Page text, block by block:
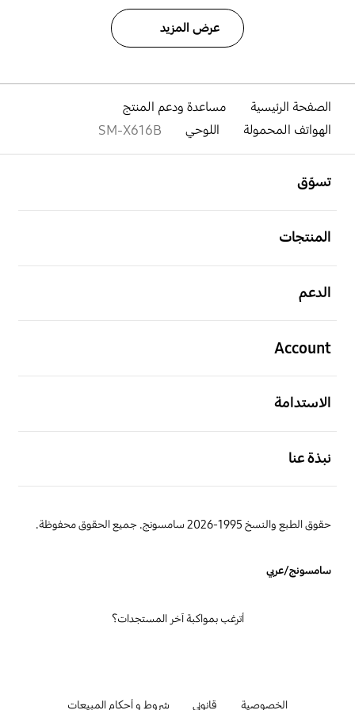
عرض المزيد
الصفحة الرئيسية
مساعدة ودعم المنتج
الهواتف المحمولة
اللوحي SM-X616B
تسوّق
المنتجات
الدعم
Account
الاستدامة
نبذة عنا
حقوق الطبع والنسخ 1995-2026 سامسونج. جميع الحقوق محفوظة.
سامسونج/عربي
الخصوصية قانوني شروط و أحكام المبيعات
أترغب بمواكبة آخر المستجدات؟